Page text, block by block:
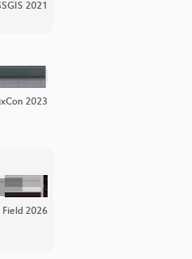
2021
2023
2026